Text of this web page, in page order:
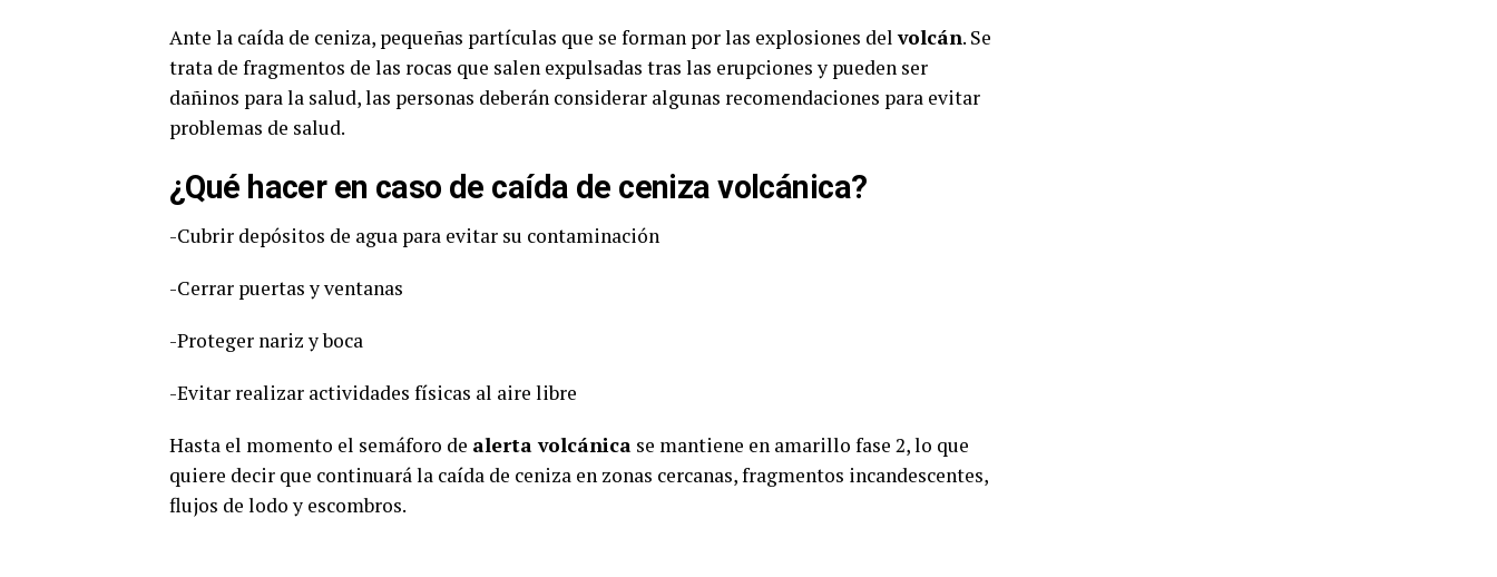
Ante la caída de ceniza, pequeñas partículas que se forman por las explosiones delvolcán. Se
trata de fragmentos de las rocas que salen expulsadas tras las erupciones y pueden ser
dañinos para la salud, las personas deberán considerar algunas recomendaciones para evitar
problemas de salud.
¿Qué hacer en caso de caída de ceniza volcánica?
-Cubrir depósitos de agua para evitar su contaminación
-Cerrar puertas y ventanas
-Proteger nariz y boca
-Evitar realizar actividades físicas al aire libre
Hasta el momento el semáforo de alerta volcánica se mantiene en amarillo fase 2, lo que
quiere decir que continuará la caída de ceniza en zonas cercanas, fragmentos incandescentes,
flujos de lodo y escombros.